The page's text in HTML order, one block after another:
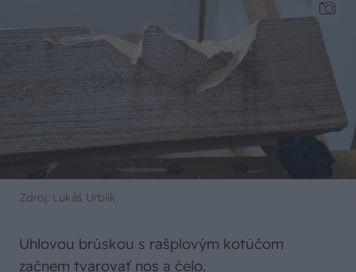
Zdroj: Lukáš Urblík
Uhlovou brúskou s rašplovým kotúčom
začnem tvarovať nos a čelo.